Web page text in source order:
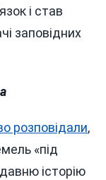
і став
заповідних
розповідали,
«під
історію